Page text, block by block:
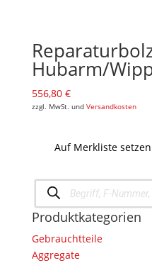
Hubarm/
556,80 €
zzgl. MwSt. und Versandkosten
Auf Merkliste setzen
Products
search
Produktkategorien
Gebrauchtteile
Aggregate